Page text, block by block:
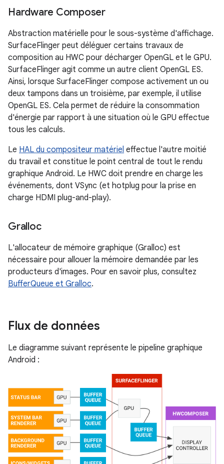
Hardware Composer
Abstraction matérielle pour le sous-système d'affichage.
SurfaceFlinger peut déléguer certains travaux de
composition au HWC pour décharger OpenGL et le GPU.
SurfaceFlinger agit comme un autre client OpenGL ES.
Ainsi, lorsque SurfaceFlinger compose activement un ou
deux tampons dans un troisième, par exemple, il utilise
OpenGL ES. Cela permet de réduire la consommation
d'énergie par rapport à une situation où le GPU effectue
tous les calculs.
Le HAL du compositeur matériel effectue l'autre moitié
du travail et constitue le point central de tout le rendu
graphique Android. Le HWC doit prendre en charge les
événements, dont VSync (et hotplug pour la prise en
charge HDMI plug-and-play).
Gralloc
L'allocateur de mémoire graphique (Gralloc) est
nécessaire pour allouer la mémoire demandée par les
producteurs d'images. Pour en savoir plus, consultez
BufferQueue et Gralloc.
Flux de données
Le diagramme suivant représente le pipeline graphique
Android :